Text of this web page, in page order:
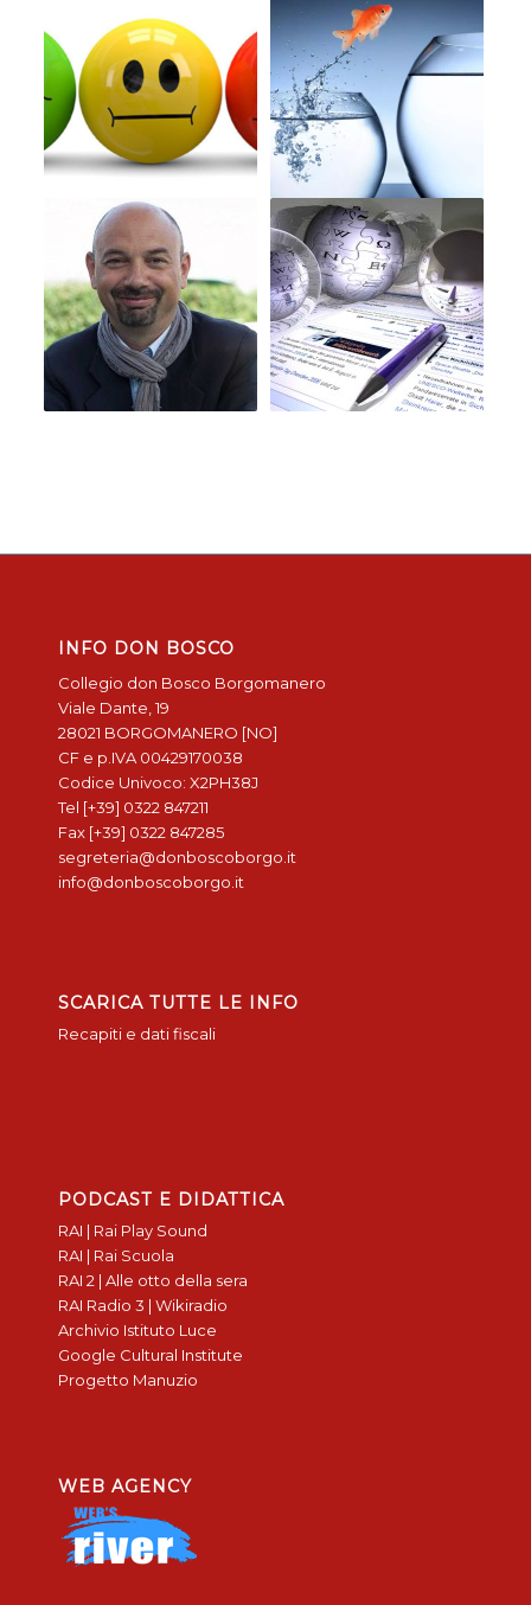
INFO DON BOSCO
Collegio don Bosco Borgomanero
Viale Dante, 19
28021 BORGOMANERO [NO]
CF e p.IVA 00429170038
Codice Univoco: X2PH38J
Tel [+39] 0322 847211
Fax [+39] 0322 847285
segreteria@donboscoborgo.it
info@donboscoborgo.it
SCARICA TUTTE LE INFO
Recapiti e dati fiscali
PODCAST E DIDATTICA
RAI | Rai Play Sound
RAI | Rai Scuola
RAI 2 | Alle otto della sera
RAI Radio 3 | Wikiradio
Archivio Istituto Luce
Google Cultural Institute
Progetto Manuzio
WEB AGENCY